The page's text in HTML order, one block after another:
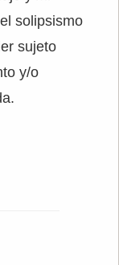
solipsismo
sujeto
y/o